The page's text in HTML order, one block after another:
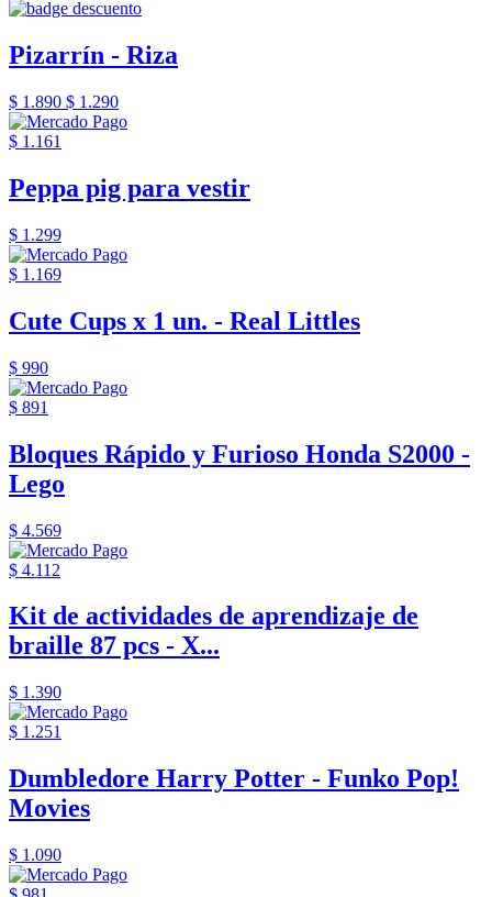
Pizarrín - Riza
$ 1.890 $ 1.290
$ 1.161
Peppa pig para vestir
$ 1.299
$ 1.169
Cute Cups x 1 un. - Real Littles
$ 990
$ 891
Bloques Rápido y Furioso Honda S2000 -
Lego
$ 4.569
$ 4.112
Kit de actividades de aprendizaje de
braille 87 pcs - X...
$ 1.390
$ 1.251
Dumbledore Harry Potter - Funko Pop!
Movies
$ 1.090